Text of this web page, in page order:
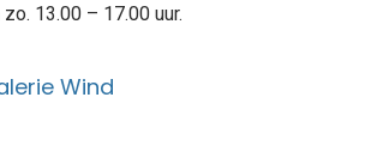
13.00 – 17.00 uur.
Wind